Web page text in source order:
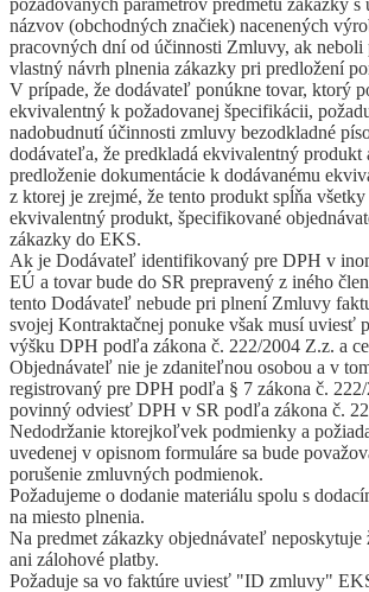
názvov (obchodných značiek) nacenených
pracovných dní od účinnosti Zmluvy, ak neboli
vlastný návrh plnenia zákazky pri predložení
V prípade, že dodávateľ ponúkne tovar, ktorý
ekvivalentný k požadovanej špecifikácii,
nadobudnutí účinnosti zmluvy bezodkladné
dodávateľa, že predkladá ekvivalentný produkt
predloženie dokumentácie k dodávanému
z ktorej je zrejmé, že tento produkt spĺňa
ekvivalentný produkt, špecifikované
zákazky do EKS.
Ak je Dodávateľ identifikovaný pre DPH v
EÚ a tovar bude do SR prepravený z iného
tento Dodávateľ nebude pri plnení Zmluvy
svojej Kontraktačnej ponuke však musí uviesť
výšku DPH podľa zákona č. 222/2004 Z.z. a
Objednávateľ nie je zdaniteľnou osobou a v
registrovaný pre DPH podľa § 7 zákona č.
povinný odviesť DPH v SR podľa zákona č.
Nedodržanie ktorejkoľvek podmienky a
uvedenej v opisnom formuláre sa bude
porušenie zmluvných podmienok.
Požadujeme o dodanie materiálu spolu s
na miesto plnenia.
Na predmet zákazky objednávateľ neposkytuje
ani zálohové platby.
Požaduje sa vo faktúre uviesť "ID zmluvy"